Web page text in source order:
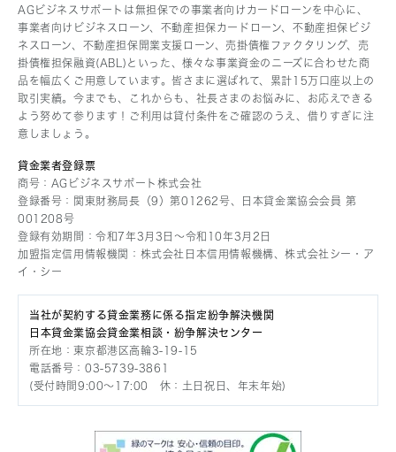
AG住まいるリースバック株式会社
あんしん保証株式会社
株式会社FPC
セブンシーズ株式会社
株式会社Liblock
株式会社セイロップ
ビットキャッシュ株式会社
AIRA & AIFUL Public Company Limited
PT REKSA FINANCE
株式会社テンプレイト
AGビジネスサポートは無担保での事業者向けカードローンを中心に、
事業者向けビジネスローン、不動産担保カードローン、不動産担保ビジ
ネスローン、不動産担保開業支援ローン、売掛債権ファクタリング、売
掛債権担保融資(ABL)といった、様々な事業資金のニーズに合わせた商
品を幅広くご用意しています。皆さまに選ばれて、累計15万口座以上の
取引実績。今までも、これからも、社長さまのお悩みに、お応えできる
よう努めて参ります！ご利用は貸付条件をご確認のうえ、借りすぎに注
意しましょう。
貸金業者登録票
商号：AGビジネスサポート株式会社
登録番号：関東財務局長（9）第01262号、日本貸金業協会会員 第
001208号
登録有効期間：令和7年3月3日〜令和10年3月2日
加盟指定信用情報機関：株式会社日本信用情報機構、株式会社シー・ア
イ・シー
当社が契約する貸金業務に係る指定紛争解決機関
日本貸金業協会貸金業相談・紛争解決センター
所在地：東京都港区高輪3-19-15
電話番号：03-5739-3861
(受付時間9:00〜17:00 休：土日祝日、年末年始)